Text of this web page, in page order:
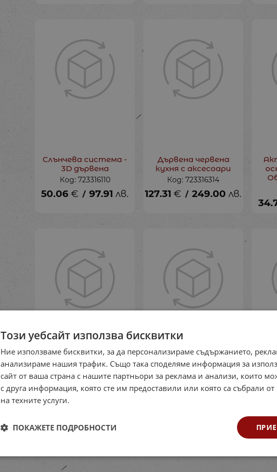
Слънчева система -
3D дървена
Код: 723316110
50.06 € / 97.91 лв.
Дървена червена
кухня с аксесоари
Код: 723316314
127.31 € / 249.00 лв.
Сензорен дървен
пъзел - Геометрични
форми
Код: 723316106
Дървен пъзел -
Слънчева система
Код: 723316111
Този уебсайт използва бисквитки
Ние използваме бисквитки, за да персонализираме съдържанието,
анализираме нашия трафик. Също така споделяме информация за
сайт от ваша страна с нашите партньори за реклама и анализи, които
с друга информация, която сте им предоставили или която са събрали
на техните услуги.
ПОКАЖЕТЕ ПОДРОБНОСТИ